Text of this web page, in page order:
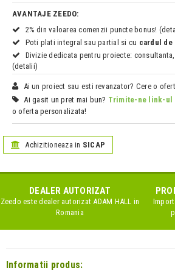
AVANTAJE ZEEDO:
2% din valoarea comenzii puncte bonus!
Poti plati integral sau partial si cu cardul de
Divizie dedicata pentru proiecte:
(detalii)
Ai un proiect sau esti revanzator? Cere o
Ai gasit un pret mai bun? Trimite-ne link-ul
o oferta personalizata!
Achizitioneaza in SICAP
DEALER AUTORIZAT
Zeedo este dealer autorizatADAM HALL in
Romania
Informatii produs: